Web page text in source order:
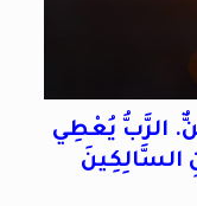
الرَّبُّ يُعْطِي
السَّالِكِينَ